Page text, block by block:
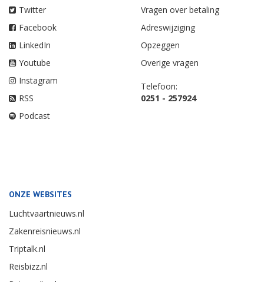
Twitter
Facebook
LinkedIn
Youtube
Instagram
RSS
Podcast
Vragen over betaling
Adreswijziging
Opzeggen
Overige vragen
Telefoon:
0251 - 257924
ONZE WEBSITES
Luchtvaartnieuws.nl
Zakenreisnieuws.nl
Triptalk.nl
Reisbizz.nl